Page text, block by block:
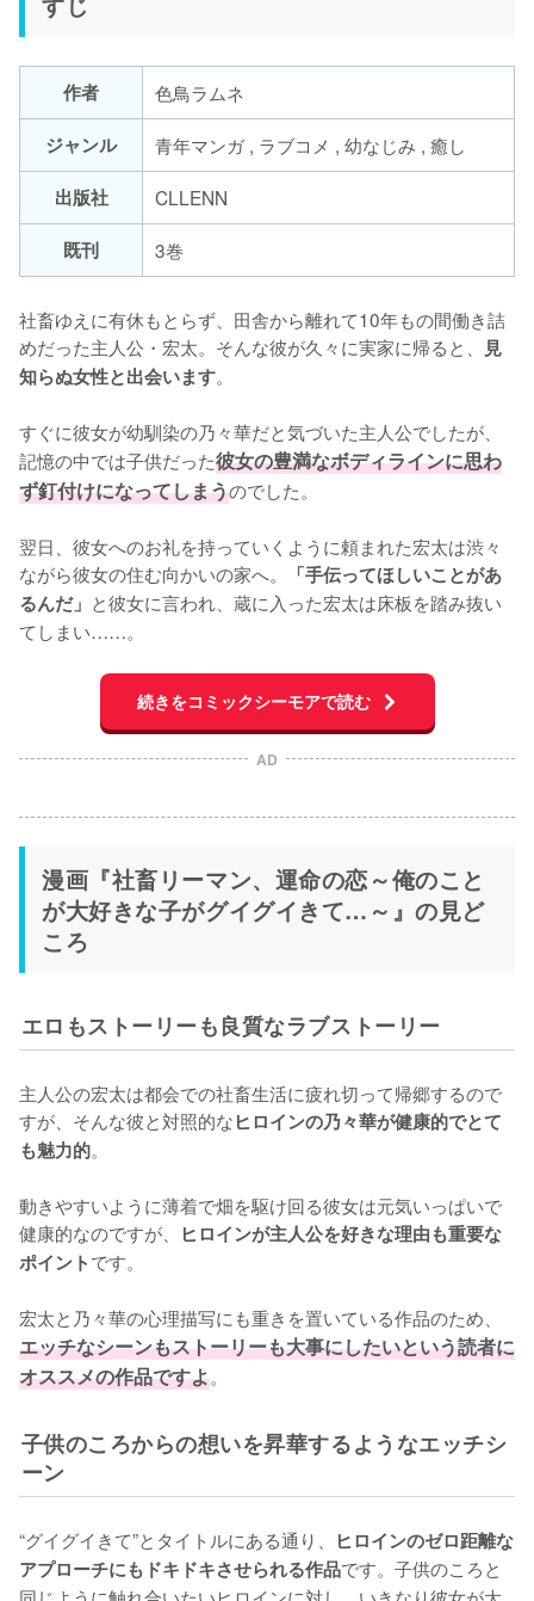
作者
色鳥ラムネ
ジャンル
青年マンガ , ラブコメ , 幼なじみ , 癒し
出版社
CLLENN
既刊
3巻
社畜ゆえに有休もとらず、田舎から離れて10年もの間働き詰
めだった主人公・宏太。そんな彼が久々に実家に帰ると、
見
知らぬ女性と出会います。
すぐに彼女が幼馴染の乃々華だと気づいた主人公でしたが、
記憶の中では子供だった彼女の豊満なボディラインに思わ
ず釘付けになってしまうのでした。
翌日、彼女へのお礼を持っていくように頼まれた宏太は渋々
ながら彼女の住む向かいの家へ。
「手伝ってほしいことがあ
るんだ」 と彼女に言われ、蔵に入った宏太は床板を踏み抜い
てしまい……。
続きをコミックシーモアで読む
AD
漫画『社畜リーマン、運命の恋～俺のこと
が大好きな子がグイグイきて…～』の見ど
ころ
エロもストーリーも良質なラブストーリー
主人公の宏太は都会での社畜生活に疲れ切って帰郷するので
すが、そんな彼と対照的なヒロインの乃々華が健康的でとて
も魅力的。
動きやすいように薄着で畑を駆け回る彼女は元気いっぱいで
健康的なのですが、
ヒロインが主人公を好きな理由も重要な
ポイントです。
宏太と乃々華の心理描写にも重きを置いている作品のため、
エッチなシーンもストーリーも大事にしたいという読者に
オススメの作品ですよ。
子供のころからの想いを昇華するようなエッチシ
ーン
“グイグイきて”とタイトルにある通り、
ヒロインのゼロ距離な
アプローチにもドキドキさせられる作品です。子供のころと
同じように触れ合いたいヒロインに対し、いきなり彼女が大